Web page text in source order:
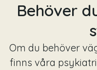
Behöver
Om du behöver
finns våra